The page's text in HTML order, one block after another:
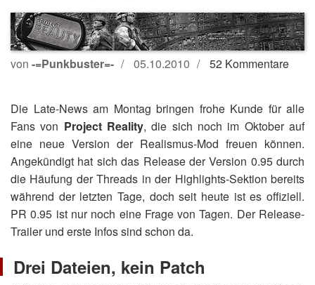
von -=Punkbuster=- 05.10.2010 52 Kommentare
Die Late-News am Montag bringen frohe Kunde für alle
Fans von Project Reality, die sich noch im Oktober auf
eine neue Version der Realismus-Mod freuen können.
Angekündigt hat sich das Release der Version 0.95 durch
die Häufung der Threads in der Highlights-Sektion bereits
während der letzten Tage, doch seit heute ist es offiziell.
PR 0.95 ist nur noch eine Frage von Tagen. Der Release-
Trailer und erste Infos sind schon da.
Drei Dateien, kein Patch